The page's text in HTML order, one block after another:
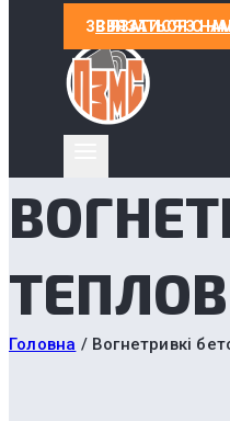
СВЯЗАТЬСЯ С
Головна / Вогнетривкі